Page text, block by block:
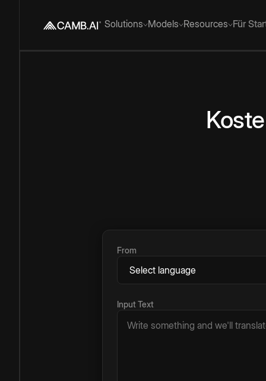
Solutions Models Resources Für
From
Input Text